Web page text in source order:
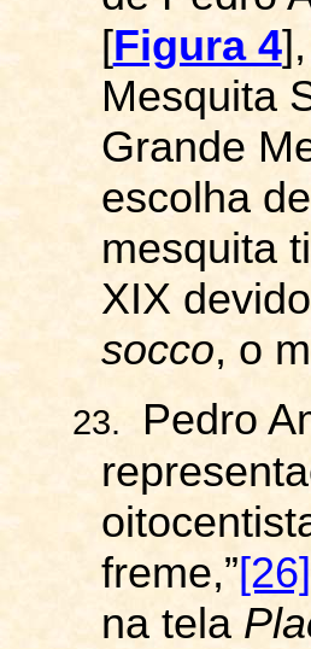
[Figura 4
Mesquita
Grande
escolha
mesquita
XIX
socco, o
23.
Pedro
freme,”[26]
na tela